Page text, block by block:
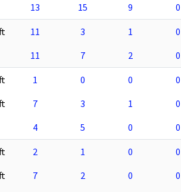
13 15 9 0
11 3 1 0
11 7 2 0
1 0 0 0
7 3 1 0
4 5 0 0
2 1 0 0
7 2 0 0